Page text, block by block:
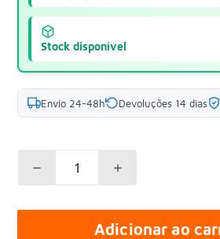
Stock disponível
Envio 24-48h Devoluções 14 dias
Adicionar ao